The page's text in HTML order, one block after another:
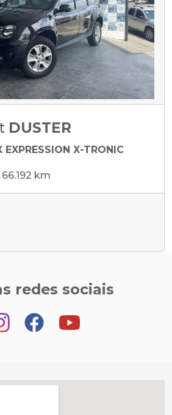
DUSTER
EXPRESSION X-TRONIC
66.192 km
redes sociais